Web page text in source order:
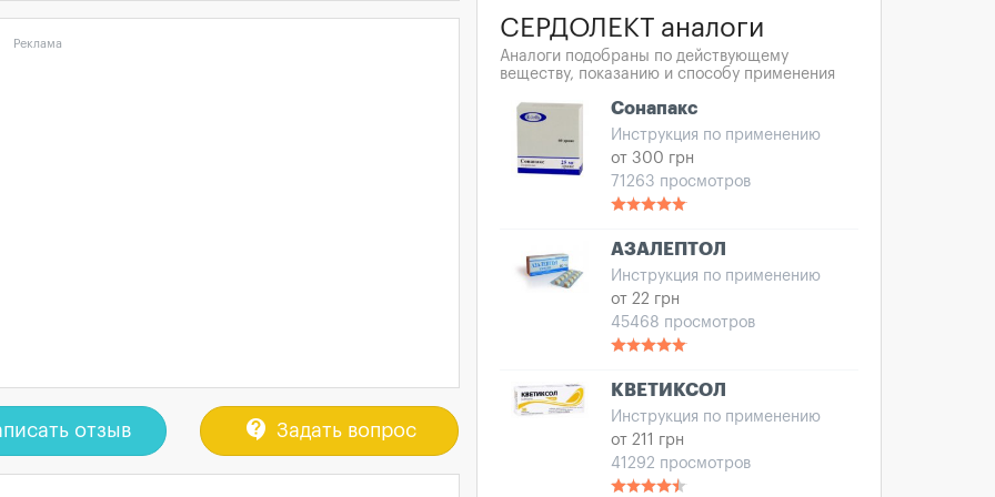
Реклама
отзыв contact_support Задать вопрос
СЕРДОЛЕКТ аналоги
Аналоги подобраны по действующему
веществу, показанию и способу применения
Сонапакс
Инструкция по применению
от 300 грн
71263 просмотров
АЗАЛЕПТОЛ
Инструкция по применению
от 22 грн
45468 просмотров
КВЕТИКСОЛ
Инструкция по применению
от 211 грн
41292 просмотров